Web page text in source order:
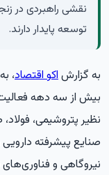
نقشی راهبردی در
توسعه پایدار دارند.
به گزارشاکو اقتصاد،
بیش از سه دهه
نظیر پتروشیمی،
صنایع پیشرفته
نیروگاهی و